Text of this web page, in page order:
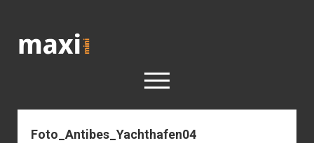
open
< work
Foto_Antibes_Yachthafen04